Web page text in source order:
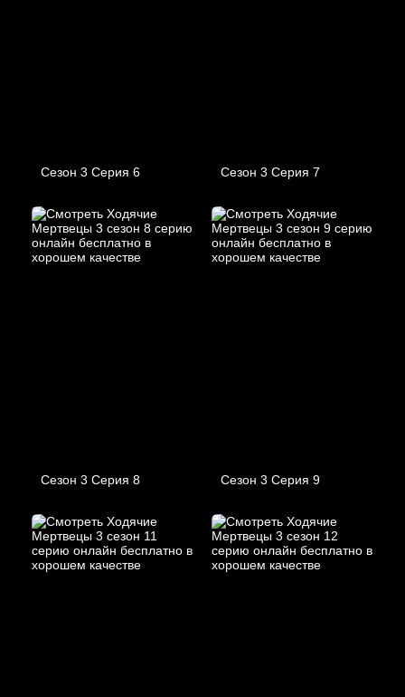
Сезон 3 Серия 6 Сезон 3 Серия 7
Сезон 3 Серия 8 Сезон 3 Серия 9